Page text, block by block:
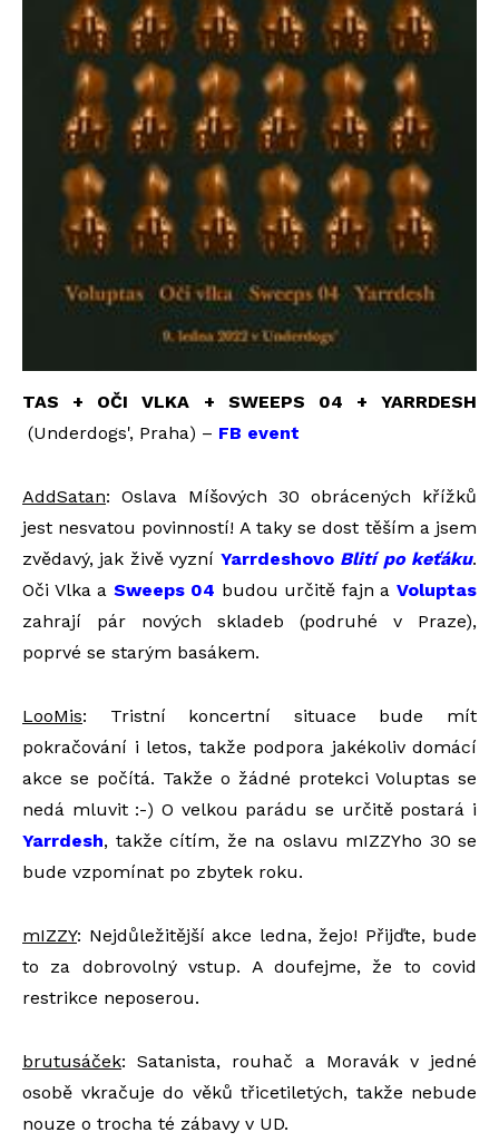
TAS + OČI VLKA + SWEEPS 04 + YARRDESH
(Underdogs', Praha) – FB event
AddSatan: Oslava Míšových 30 obrácených křížků
jest nesvatou povinností! A taky se dost těším a jsem
zvědavý, jak živě vyzní Yarrdeshovo Blití po keťáku.
Oči Vlka a Sweeps 04 budou určitě fajn aVoluptas
zahrají pár nových skladeb (podruhé v Praze),
poprvé se starým basákem.
LooMis: Tristní koncertní situace bude mít
pokračování i letos, takže podpora jakékoliv domácí
akce se počítá. Takže o žádné protekci Voluptas se
nedá mluvit :-) O velkou parádu se určitě postará i
Yarrdesh, takže cítím, že na oslavu mIZZYho 30 se
bude vzpomínat po zbytek roku.
mIZZY: Nejdůležitější akce ledna, žejo! Přijďte, bude
to za dobrovolný vstup. A doufejme, že to covid
restrikce neposerou.
brutusáček: Satanista, rouhač a Moravák v jedné
osobě vkračuje do věků třicetiletých, takže nebude
nouze o trocha té zábavy v UD.